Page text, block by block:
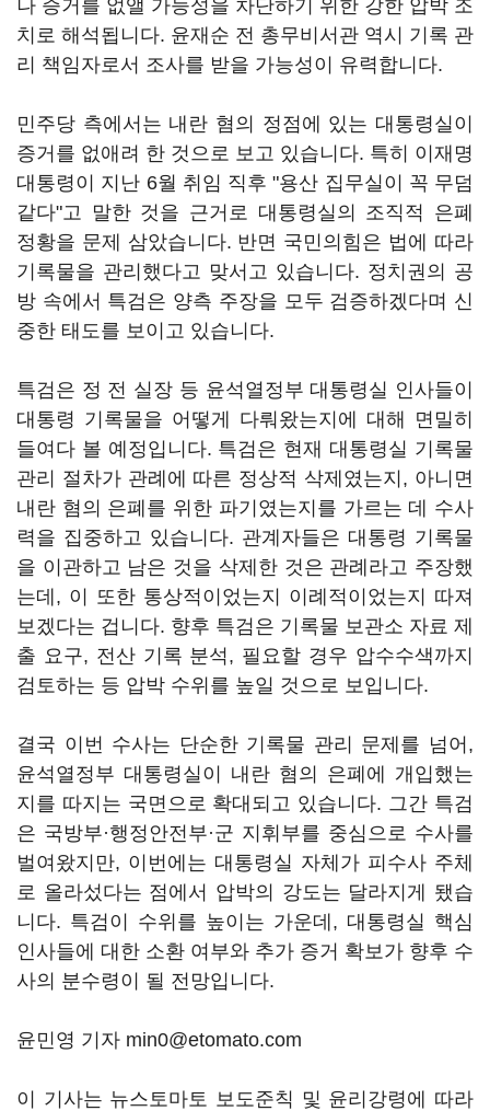
나 증거를 없앨 가능성을 차단하기 위한 강한 압박 조
치로 해석됩니다. 윤재순 전 총무비서관 역시 기록 관
리 책임자로서 조사를 받을 가능성이 유력합니다.
민주당 측에서는 내란 혐의 정점에 있는 대통령실이
증거를 없애려 한 것으로 보고 있습니다. 특히 이재명
대통령이 지난 6월 취임 직후 "용산 집무실이 꼭 무덤
같다"고 말한 것을 근거로 대통령실의 조직적 은폐
정황을 문제 삼았습니다. 반면 국민의힘은 법에 따라
기록물을 관리했다고 맞서고 있습니다. 정치권의 공
방 속에서 특검은 양측 주장을 모두 검증하겠다며 신
중한 태도를 보이고 있습니다.
특검은 정 전 실장 등 윤석열정부 대통령실 인사들이
대통령 기록물을 어떻게 다뤄왔는지에 대해 면밀히
들여다 볼 예정입니다. 특검은 현재 대통령실 기록물
관리 절차가 관례에 따른 정상적 삭제였는지, 아니면
내란 혐의 은폐를 위한 파기였는지를 가르는 데 수사
력을 집중하고 있습니다. 관계자들은 대통령 기록물
을 이관하고 남은 것을 삭제한 것은 관례라고 주장했
는데, 이 또한 통상적이었는지 이례적이었는지 따져
보겠다는 겁니다. 향후 특검은 기록물 보관소 자료 제
출 요구, 전산 기록 분석, 필요할 경우 압수수색까지
검토하는 등 압박 수위를 높일 것으로 보입니다.
결국 이번 수사는 단순한 기록물 관리 문제를 넘어,
윤석열정부 대통령실이 내란 혐의 은폐에 개입했는
지를 따지는 국면으로 확대되고 있습니다. 그간 특검
은 국방부·행정안전부·군 지휘부를 중심으로 수사를
벌여왔지만, 이번에는 대통령실 자체가 피수사 주체
로 올라섰다는 점에서 압박의 강도는 달라지게 됐습
니다. 특검이 수위를 높이는 가운데, 대통령실 핵심
인사들에 대한 소환 여부와 추가 증거 확보가 향후 수
사의 분수령이 될 전망입니다.
윤민영 기자 min0@etomato.com
이 기사는 뉴스토마토 보도준칙 및 윤리강령에 따라